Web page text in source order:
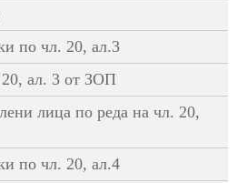
по чл. 20, ал.3
20, ал. 3 от ЗОП
лица по реда на чл. 20,
по чл. 20, ал.4